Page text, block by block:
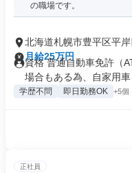
の職場です。
北海道札幌市豊平区平
月給25万円
資格 普通自動車免許（
場合もある為、自家用車
学歴不問 即日勤務OK +5個
正社員